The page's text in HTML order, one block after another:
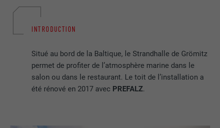
INTRODUCTION
Situé au bord de la Baltique, le Strandhalle de Grömitz
permet de profiter de l’atmosphère marine dans le
salon ou dans le restaurant. Le toit de l’installation a
été rénové en 2017 avec PREFALZ.